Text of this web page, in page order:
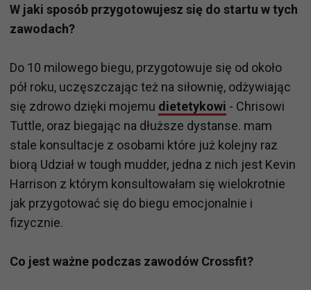
W jaki sposób przygotowujesz się do startu w tych
zawodach?
Do 10 milowego biegu, przygotowuje się od około
pół roku, uczęszczając też na siłownię, odżywiając
się zdrowo dzięki mojemu dietetykowi - Chrisowi
Tuttle, oraz biegając na dłuższe dystanse. mam
stale konsultacje z osobami które już kolejny raz
biorą Udział w tough mudder, jedna z nich jest Kevin
Harrison z którym konsultowałam się wielokrotnie
jak przygotować się do biegu emocjonalnie i
fizycznie.
Co jest ważne podczas zawodów Crossfit?